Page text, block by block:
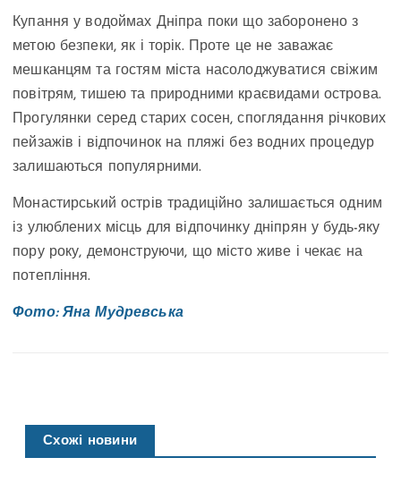
Купання у водоймах Дніпра поки що заборонено з
метою безпеки, як і торік. Проте це не заважає
мешканцям та гостям міста насолоджуватися свіжим
повітрям, тишею та природними краєвидами острова.
Прогулянки серед старих сосен, споглядання річкових
пейзажів і відпочинок на пляжі без водних процедур
залишаються популярними.
Монастирський острів традиційно залишається одним
із улюблених місць для відпочинку дніпрян у будь-яку
пору року, демонструючи, що місто живе і чекає на
потепління.
Фото: Яна Мудревська
Схожі новини